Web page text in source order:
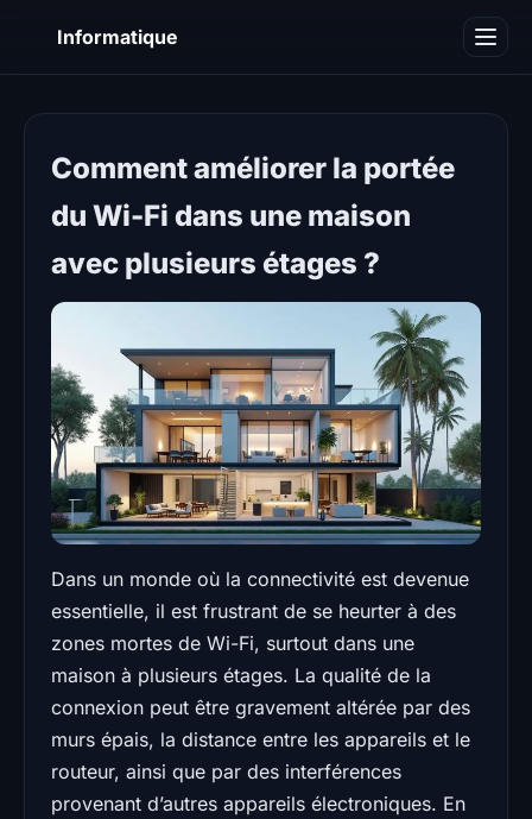
Informatique
Comment améliorer la portée
du Wi-Fi dans une maison
avec plusieurs étages ?
Dans un monde où la connectivité est devenue
essentielle, il est frustrant de se heurter à des
zones mortes de Wi-Fi, surtout dans une
maison à plusieurs étages. La qualité de la
connexion peut être gravement altérée par des
murs épais, la distance entre les appareils et le
routeur, ainsi que par des interférences
provenant d’autres appareils électroniques. En